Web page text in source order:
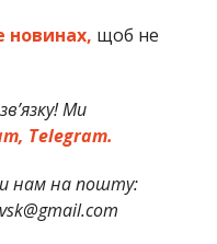
новинах, щоб не
Ми
Telegram.
нам на пошту: